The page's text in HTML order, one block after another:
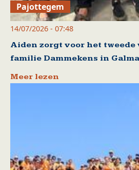
Pajottegem
14/07/2026 - 07:48
Aiden zorgt voor het
familie Dammekens in
Meer lezen